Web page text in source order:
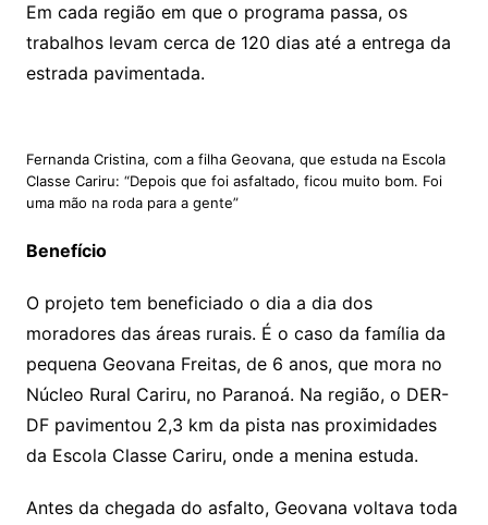
Em cada região em que o programa passa, os
trabalhos levam cerca de 120 dias até a entrega da
estrada pavimentada.
Fernanda Cristina, com a filha Geovana, que estuda na Escola
Classe Cariru: “Depois que foi asfaltado, ficou muito bom. Foi
uma mão na roda para a gente”
Benefício
O projeto tem beneficiado o dia a dia dos
moradores das áreas rurais. É o caso da família da
pequena Geovana Freitas, de 6 anos, que mora no
Núcleo Rural Cariru, no Paranoá. Na região, o DER-
DF pavimentou 2,3 km da pista nas proximidades
da Escola Classe Cariru, onde a menina estuda.
Antes da chegada do asfalto, Geovana voltava toda